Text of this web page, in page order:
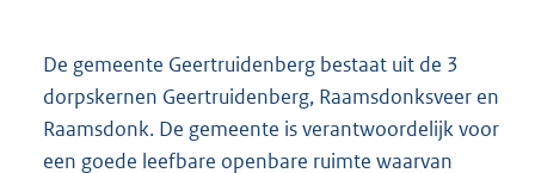
De gemeente Geertruidenberg bestaat uit de 3
dorpskernen Geertruidenberg, Raamsdonksveer en
Raamsdonk. De gemeente is verantwoordelijk voor
een goede leefbare openbare ruimte waarvan